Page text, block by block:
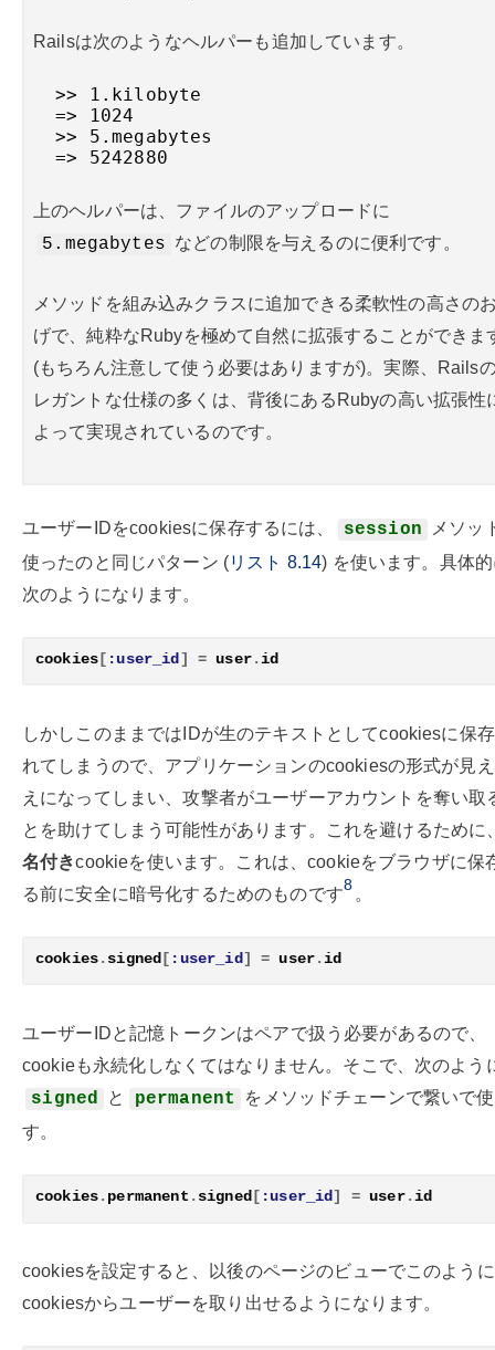
Railsは次のようなヘルパーも追加しています。
  >> 1.kilobyte
  => 1024
  >> 5.megabytes
  => 5242880
上のヘルパーは、ファイルのアップロードに
5.megabytes などの制限を与えるのに便利です。
メソッドを組み込みクラスに追加できる柔軟性の高さの
げで、純粋なRubyを極めて自然に拡張することができま
(もちろん注意して使う必要はありますが)。実際、Rails
レガントな仕様の多くは、背後にあるRubyの高い拡張性
よって実現されているのです。
ユーザーIDをcookiesに保存するには、 session
メソッ
使ったのと同じパターン (リスト 8.14) を使います。具体
次のようになります。
cookies [ :user_id ] = user.id
しかしこのままではIDが生のテキストとしてcookiesに保
れてしまうので、アプリケーションのcookiesの形式が見
えになってしまい、攻撃者がユーザーアカウントを奪い取
とを助けてしまう可能性があります。これを避けるために
名付きcookieを使います。これは、cookieをブラウザに保
る前に安全に暗号化するためのものです8 。
cookies.signed [ :user_id] = user.id
ユーザーIDと記憶トークンはペアで扱う必要があるので、
cookieも永続化しなくてはなりません。そこで、次のよう
signed と permanent
をメソッドチェーンで繋いで
す。
cookies.permanent .signed [ :user_id] = user.id
cookiesを設定すると、以後のページのビューでこのように
cookiesからユーザーを取り出せるようになります。